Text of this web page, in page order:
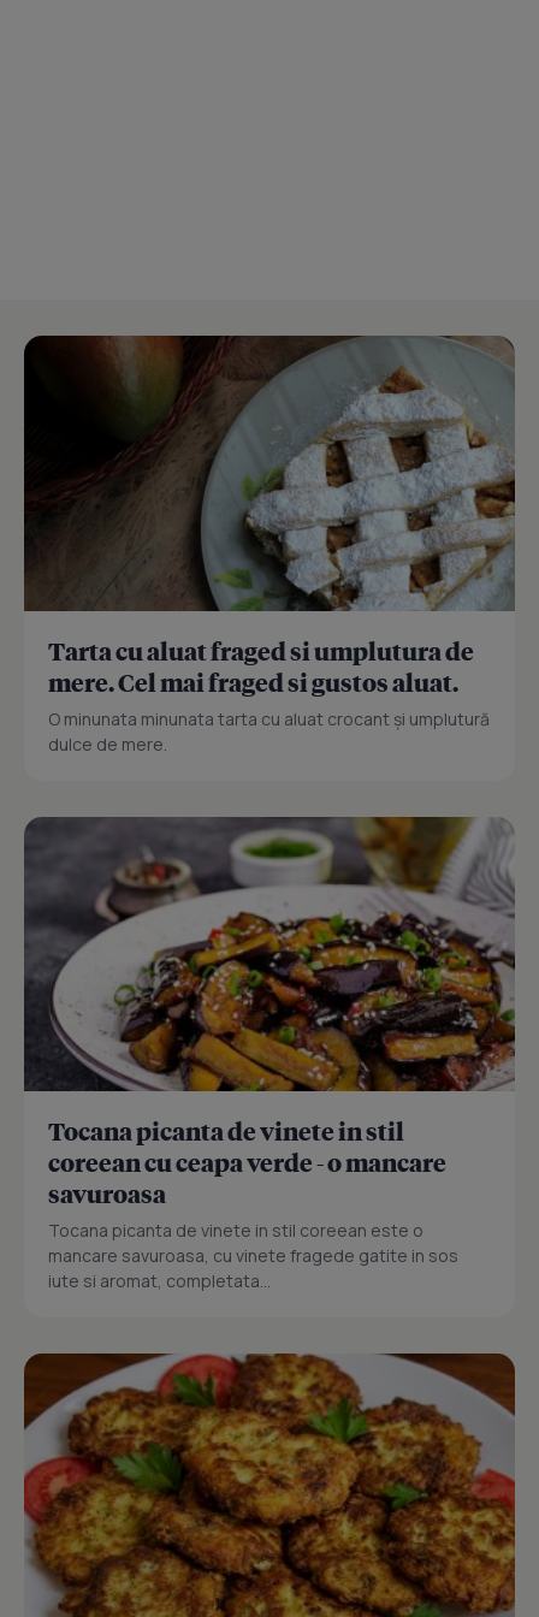
Tarta cu aluat fraged si umplutura de
mere. Cel mai fraged si gustos aluat.
O minunata minunata tarta cu aluat crocant și umplutură
dulce de mere.
Tocana picanta de vinete in stil
coreean cu ceapa verde - o mancare
savuroasa
Tocana picanta de vinete in stil coreean este o
mancare savuroasa, cu vinete fragede gatite in sos
iute si aromat, completata...